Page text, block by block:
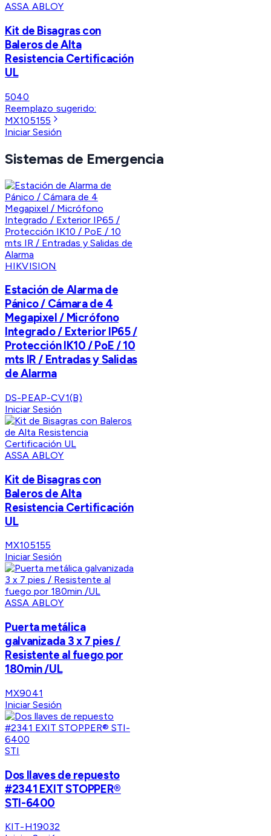
ASSA ABLOY
Kit de Bisagras con
Baleros de Alta
Resistencia Certificación
UL
5040
Reemplazo sugerido:
MX105155
Iniciar Sesión
Sistemas de Emergencia
HIKVISION
Estación de Alarma de
Pánico / Cámara de 4
Megapixel / Micrófono
Integrado / Exterior IP65 /
Protección IK10 / PoE / 10
mts IR / Entradas y Salidas
de Alarma
DS-PEAP-CV1(B)
Iniciar Sesión
ASSA ABLOY
Kit de Bisagras con
Baleros de Alta
Resistencia Certificación
UL
MX105155
Iniciar Sesión
ASSA ABLOY
Puerta metálica
galvanizada 3 x 7 pies /
Resistente al fuego por
180min /UL
MX9041
Iniciar Sesión
STI
Dos llaves de repuesto
#2341 EXIT STOPPER®
STI-6400
KIT-H19032